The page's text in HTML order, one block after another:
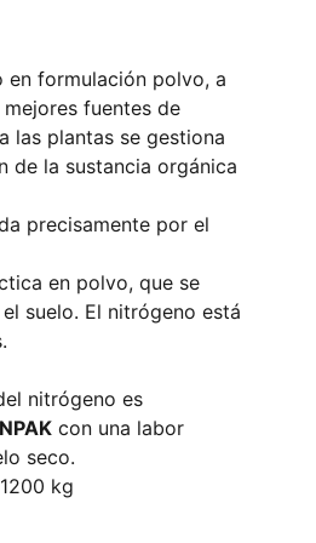
formulación polvo, a
fuentes de
las plantas se gestiona
de la sustancia orgánica
precisamente por el
en polvo, que se
suelo. El nitrógeno está
nitrógeno es
con una labor
seco.
kg